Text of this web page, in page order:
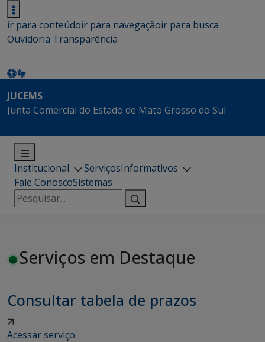
ir para conteúdoir para navegaçãoir para busca
Ouvidoria Transparência
JUCEMS
Junta Comercial do Estado de Mato Grosso do Sul
Institucional ServiçosInformativos
Fale ConoscoSistemas
Pesquisar
por:
Serviços em Destaque
Consultar tabela de prazos
Acessar serviço